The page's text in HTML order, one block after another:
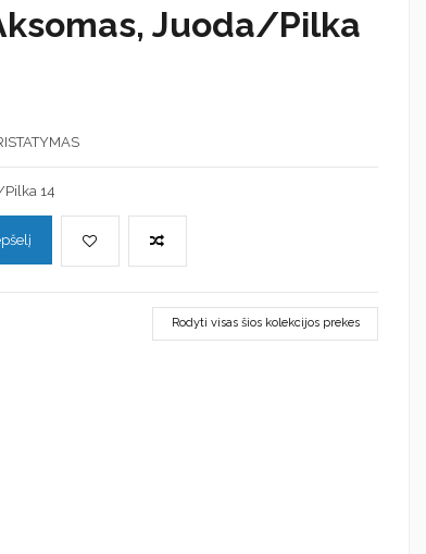
Juoda/Pilka
14
Rodyti visas šios kolekcijos prekes